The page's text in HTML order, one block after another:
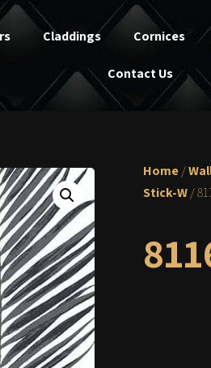
Claddings Cornices
Contact Us
Home/
Stick-W/